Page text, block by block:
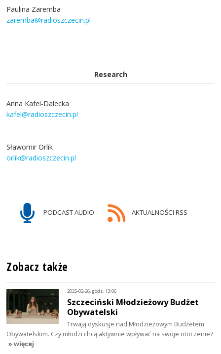
Paulina Zaremba
zaremba@radioszczecin.pl
Research
Anna Kafel-Dalecka
kafel@radioszczecin.pl
Sławomir Orlik
orlik@radioszczecin.pl
PODCAST AUDIO AKTUALNOŚCI RSS
Zobacz także
2025-02-26, godz. 13:06
Szczeciński Młodzieżowy Budżet
Obywatelski
Trwają dyskusje nad Młodzieżowym Budżetem
Obywatelskim. Czy młodzi chcą aktywnie wpływać na swoje otoczenie?
» więcej